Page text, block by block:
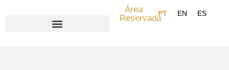
Área
Reservada